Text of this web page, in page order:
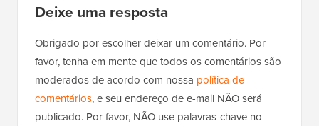
Deixe uma resposta
Obrigado por escolher deixar um comentário. Por
favor, tenha em mente que todos os comentários são
moderados de acordo com nossa política de
comentários, e seu endereço de e-mail NÃO será
publicado. Por favor, NÃO use palavras-chave no